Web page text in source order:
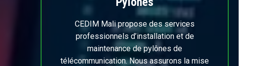
CEDIM Mali propose des services
professionnels d’installation et de
maintenance de pylônes de
télécommunication. Nous assurons la mise